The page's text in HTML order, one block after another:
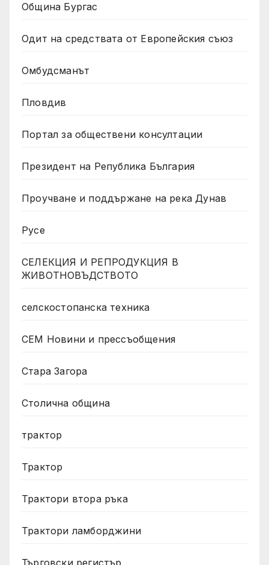
Община Бургас
Одит на средствата от Европейския съюз
Омбудсманът
Пловдив
Портал за обществени консултации
Президент на Република България
Проучване и поддържане на река Дунав
Русе
СЕЛЕКЦИЯ И РЕПРОДУКЦИЯ В
ЖИВОТНОВЪДСТВОТО
селскостопанска техника
СЕМ Новини и прессъобщения
Стара Загора
Столична община
трактор
Трактор
Трактори втора ръка
Трактори ламборджини